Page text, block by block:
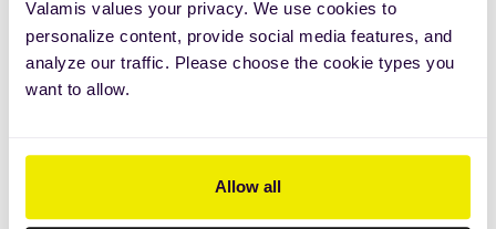
Valamis values your privacy. We use cookies to
personalize content, provide social media features, and
analyze our traffic. Please choose the cookie types you
want to allow.
Allow all
Entscheidungen zu treffen.
2. Datensynergie
dem Vertrieb, dem Marketing, dem Finanzwesen und
anderen Abteilungen können Unternehmen
Zusammenhänge erkennen und Erkenntnisse gewinnen,